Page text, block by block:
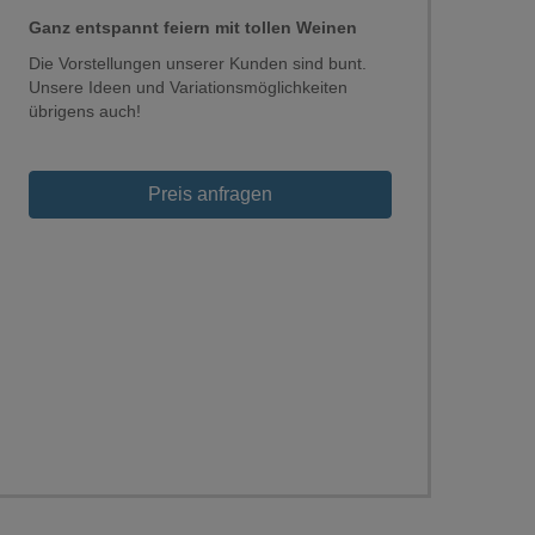
Ganz entspannt feiern mit tollen Weinen
Die Vorstellungen unserer Kunden sind bunt.
Unsere Ideen und Variationsmöglichkeiten
übrigens auch!
Preis anfragen